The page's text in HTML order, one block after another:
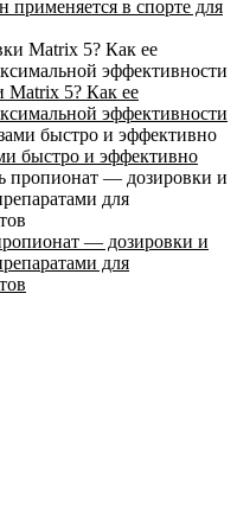
применяется в спорте для
Matrix 5? Как ее
эффективности
быстро и эффективно
— дозировки и
для